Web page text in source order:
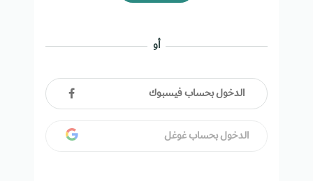
أو
الدخول بحساب فيسبوك
الدخول بحساب غوغل